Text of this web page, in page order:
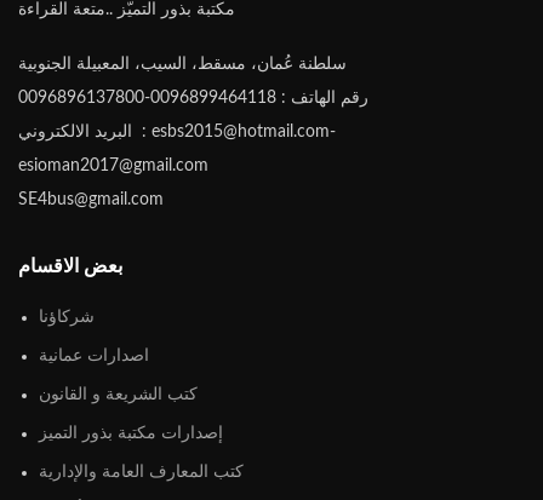
مكتبة بذور التميّز ..متعة القراءة
سلطنة عُمان، مسقط، السيب، المعبيلة الجنوبية
رقم الهاتف : 0096899464118-0096896137800
البريد الالكتروني : esbs2015@hotmail.com-
esioman2017@gmail.com
SE4bus@gmail.com
بعض الاقسام
شركاؤنا
اصدارات عمانية
كتب الشريعة و القانون
إصدارات مكتبة بذور التميز
كتب المعارف العامة والإدارية